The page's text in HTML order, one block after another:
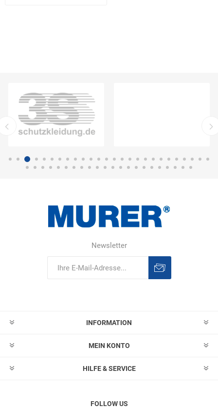
Newsletter
INFORMATION
MEIN KONTO
HILFE & SERVICE
FOLLOW US